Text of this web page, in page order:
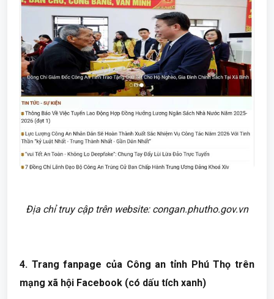
Địa chỉ truy cập trên website: congan.phutho.gov.vn
4. Trang fanpage của Công an tỉnh Phú Thọ trên
mạng xã hội Facebook (có dấu tích xanh)